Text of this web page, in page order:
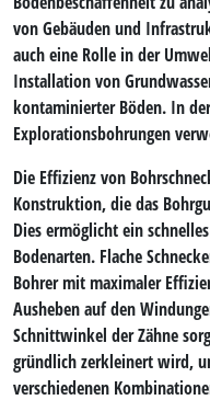
von Gebäuden und
auch eine Rolle in der
Installation von
kontaminierter Böden. In
Explorationsbohrungen
Die Effizienz von
Konstruktion, die das
Dies ermöglicht ein
Bodenarten. Flache
Bohrer mit maximaler
Ausheben auf den
Schnittwinkel der Zähne
gründlich zerkleinert wird,
verschiedenen